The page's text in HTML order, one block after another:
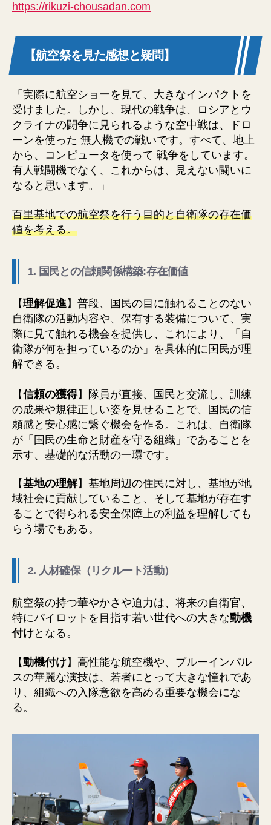
https://rikuzi-chousadan.com
【航空祭を見た感想と疑問】
「実際に航空ショーを見て、大きなインパクトを
受けました。しかし、現代の戦争は、ロシアとウ
クライナの闘争に見られるような空中戦は、ドロ
ーンを使った 無人機での戦いです。すべて、地上
から、コンピュータを使って 戦争をしています。
有人戦闘機でなく、これからは、見えない闘いに
なると思います。」
百里基地での航空祭を行う目的と自衛隊の存在価
値を考える。
1. 国民との信頼関係構築:存在価値
【理解促進 】普段、国民の目に触れることのない
自衛隊の活動内容や、保有する装備について、実
際に見て触れる機会を提供し、これにより、「自
衛隊が何を担っているのか」を具体的に国民が理
解できる。
【信頼の獲得】隊員が直接、国民と交流し、訓練
の成果や規律正しい姿を見せることで、国民の信
頼感と安心感に繋ぐ機会を作る。これは、自衛隊
が「国民の生命と財産を守る組織」であることを
示す、基礎的な活動の一環です。
【基地の理解】基地周辺の住民に対し、基地が地
域社会に貢献していること、そして基地が存在す
ることで得られる安全保障上の利益を理解しても
らう場でもある。
2. 人材確保（リクルート活動）
航空祭の持つ華やかさや迫力は、将来の自衛官、
特にパイロットを目指す若い世代への大きな動機
付けとなる。
【動機付け】高性能な航空機や、ブルーインパル
スの華麗な演技は、若者にとって大きな憧れであ
り、組織への入隊意欲を高める重要な機会にな
る。